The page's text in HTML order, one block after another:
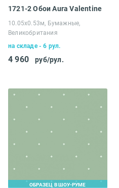
1721-2 Обои Aura Valentine
10.05х0.53м, Бумажные,
Великобритания
на складе - 6 рул.
4 960 руб/рул.
ОБРАЗЕЦ В ШОУ-РУМЕ